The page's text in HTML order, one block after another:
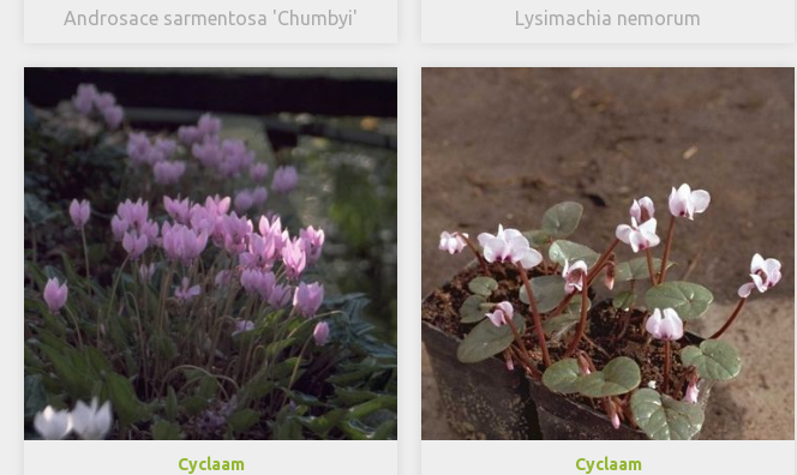
Androsace sarmentosa 'Chumbyi' Lysimachia nemorum
Cyclaam Cyclaam